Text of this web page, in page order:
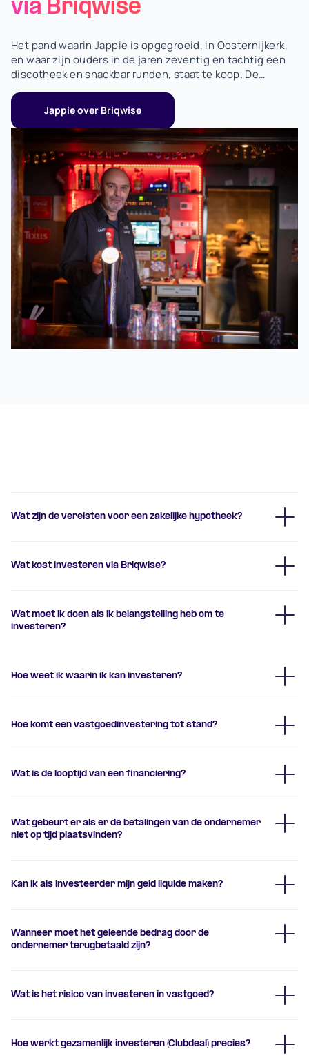
via Briqwise
Het pand waarin Jappie is opgegroeid, in Oosternijkerk,
en waar zijn ouders in de jaren zeventig en tachtig een
discotheek en snackbar runden, staat te koop. De
beslissing is genomen: hier gaan ze hun droom
verwezenlijken.
Jappie over Briqwise
Wat zijn de vereisten voor een zakelijke hypotheek?
Wat kost investeren via Briqwise?
Wat moet ik doen als ik belangstelling heb om te
investeren?
aanmeldformulier
Hoe weet ik waarin ik kan investeren?
Hoe komt een vastgoedinvestering tot stand?
Wat is de looptijd van een financiering?
Wat gebeurt er als er de betalingen van de ondernemer
niet op tijd plaatsvinden?
Kan ik als investeerder mijn geld liquide maken?
Wanneer moet het geleende bedrag door de
ondernemer terugbetaald zijn?
Wat is het risico van investeren in vastgoed?
Hoe werkt gezamenlijk investeren (Clubdeal) precies?